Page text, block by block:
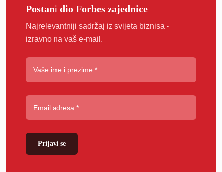
Postani dio Forbes zajednice
Najrelevantniji sadržaj iz svijeta biznisa -
izravno na vaš e-mail.
Prijavi se